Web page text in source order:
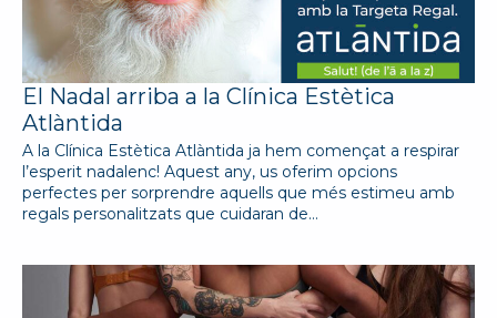
El Nadal arriba a la Clínica Estètica
Atlàntida
A la Clínica Estètica Atlàntida ja hem començat a respirar
l’esperit nadalenc! Aquest any, us oferim opcions
perfectes per sorprendre aquells que més estimeu amb
regals personalitzats que cuidaran de…